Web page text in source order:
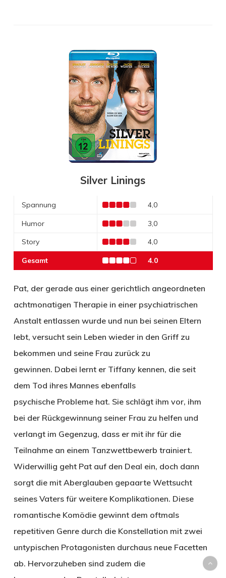
Silver Linings
Spannung 4,0
Humor
3,0
Story
4,0
Gesamt 4.0
Pat, der gerade aus einer gerichtlich angeordneten
achtmonatigen Therapie in einer psychiatrischen
Anstalt entlassen wurde und nun bei seinen Eltern
lebt, versucht sein Leben wieder in den Griff zu
bekommen und seine Frau zurück zu
gewinnen. Dabei lernt er Tiffany kennen, die seit
dem Tod ihres Mannes ebenfalls
psychische Probleme hat. Sie schlägt ihm vor, ihm
bei der Rückgewinnung seiner Frau zu helfen und
verlangt im Gegenzug, dass er mit ihr für die
Teilnahme an einem Tanzwettbewerb trainiert.
Widerwillig geht Pat auf den Deal ein, doch dann
sorgt die mit Aberglauben gepaarte Wettsucht
seines Vaters für weitere Komplikationen. Diese
romantische Komödie gewinnt dem oftmals
repetitiven Genre durch die Konstellation mit zwei
untypischen Protagonisten durchaus neue Facetten
ab. Hervorzuheben sind zudem die